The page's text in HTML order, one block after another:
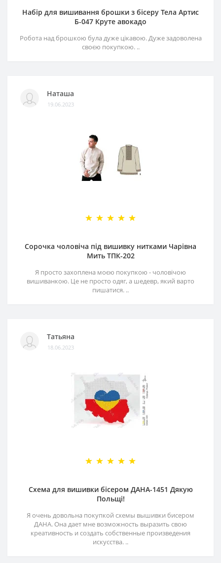
Набір для вишивання брошки з бісеру Тела Артис
Б-047 Круте авокадо
Робота над брошкою була дуже цікавою. Дуже задоволена
своєю покупкою. ..
Наташа
19.06.2023
Сорочка чоловіча під вишивку нитками Чарівна
Мить ТПК-202
Я просто захоплена моєю покупкою - чоловічою
вишиванкою. Це не просто одяг, а шедевр, який варто
пишатися. ..
Татьяна
18.06.2023
Схема для вишивки бісером ДАНА-1451 Дякую
Польщі!
Я очень довольна покупкой схемы вышивки бисером
ДАНА. Она дает мне возможность выразить свою
креативность и создать собственные произведения
искусства. ..